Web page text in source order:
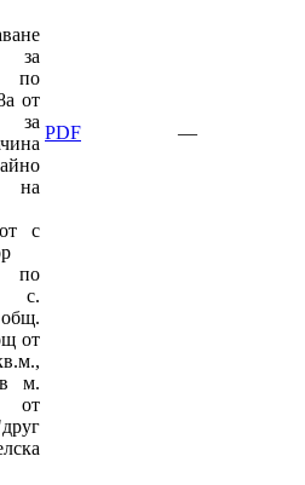
за
по
от
за
на
с
по
с.
от
м.
от
PDF —